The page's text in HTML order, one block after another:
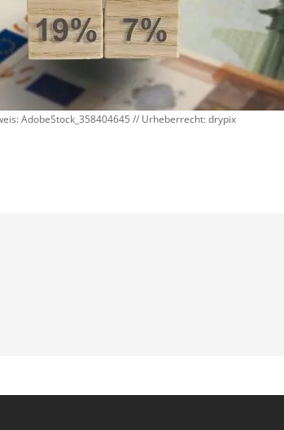
AdobeStock_358404645 // Urheberrecht: drypix